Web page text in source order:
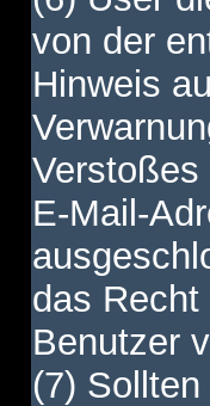
von der
Hinweis
E-Mail-
das
Benutzer
(7)